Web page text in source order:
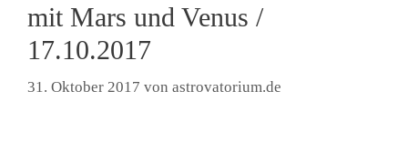
mit Mars und Venus /
17.10.2017
31. Oktober 2017 von astrovatorium.de